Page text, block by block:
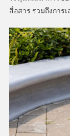
สื่อสาร รวมถึงการ